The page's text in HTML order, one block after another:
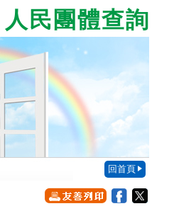
人民團體查詢
回首頁